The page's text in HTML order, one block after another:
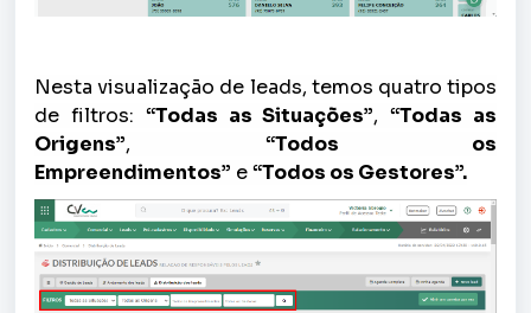
Nesta visualização de leads, temos quatro tipos
de filtros: “Todas as Situações”,“Todas as
Origens”, “Todos os
Empreendimentos” e“Todos os Gestores”.